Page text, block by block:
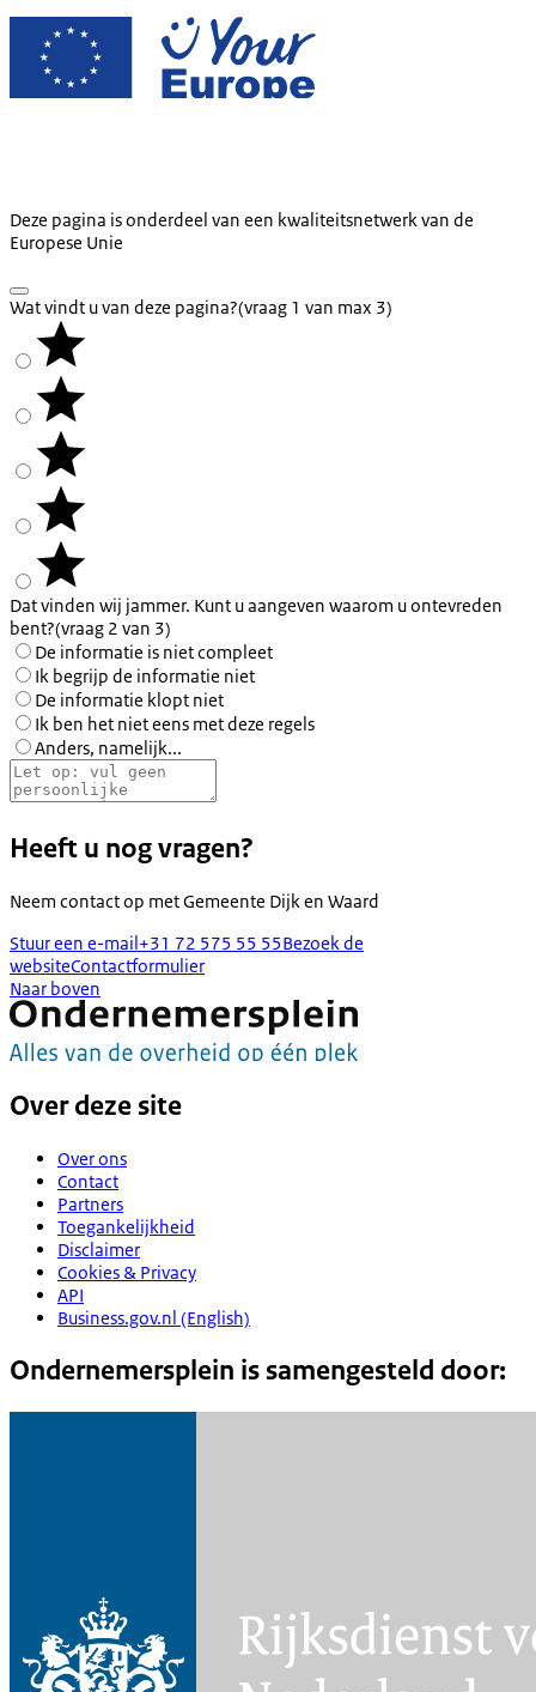
Deze pagina is onderdeel van een kwaliteitsnetwerk van de
Europese Unie
Wat vindt u van deze pagina?(vraag 1 van max 3)
Dat vinden wij jammer. Kunt u aangeven waarom u ontevreden
bent?(vraag 2 van 3)
De informatie is niet compleet
Ik begrijp de informatie niet
De informatie klopt niet
Ik ben het niet eens met deze regels
Anders, namelijk...
Heeft u nog vragen?
Neem contact op metGemeente Dijk en Waard
Stuur een e-mail+31 72 575 55 55Bezoek de
websiteContactformulier
Naar boven
Over deze site
Over ons
Contact
Partners
Toegankelijkheid
Disclaimer
Cookies & Privacy
API
Business.gov.nl (English)
Ondernemersplein is samengesteld door: